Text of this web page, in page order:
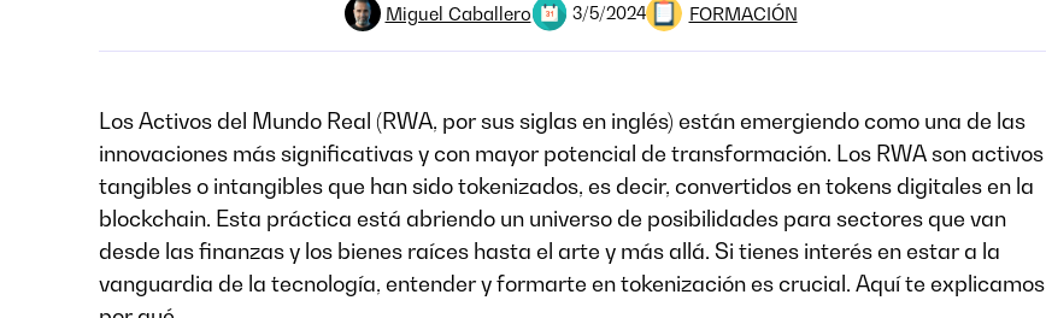
Miguel Caballero 3/5/2024 FORMACIÓN
Los Activos del Mundo Real (RWA, por sus siglas en inglés) están emergiendo como una de las
innovaciones más significativas y con mayor potencial de transformación. Los RWA son activos
tangibles o intangibles que han sido tokenizados, es decir, convertidos en tokens digitales en la
blockchain. Esta práctica está abriendo un universo de posibilidades para sectores que van
desde las finanzas y los bienes raíces hasta el arte y más allá. Si tienes interés en estar a la
vanguardia de la tecnología, entender y formarte en tokenización es crucial. Aquí te explicamos